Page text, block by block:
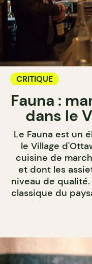
CRITIQUE
Fauna :
dans le
Le Fauna est un
le Village
cuisine de
et dont les
niveau de
classique du